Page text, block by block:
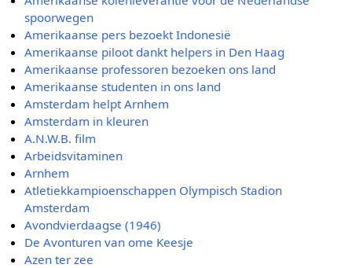
spoorwegen
Amerikaanse pers bezoekt Indonesië
Amerikaanse piloot dankt helpers in Den Haag
Amerikaanse professoren bezoeken ons land
Amerikaanse studenten in ons land
Amsterdam helpt Arnhem
Amsterdam in kleuren
A.N.W.B. film
Arbeidsvitaminen
Arnhem
Atletiekkampioenschappen Olympisch Stadion
Amsterdam
Avondvierdaagse (1946)
De Avonturen van ome Keesje
Azen ter zee